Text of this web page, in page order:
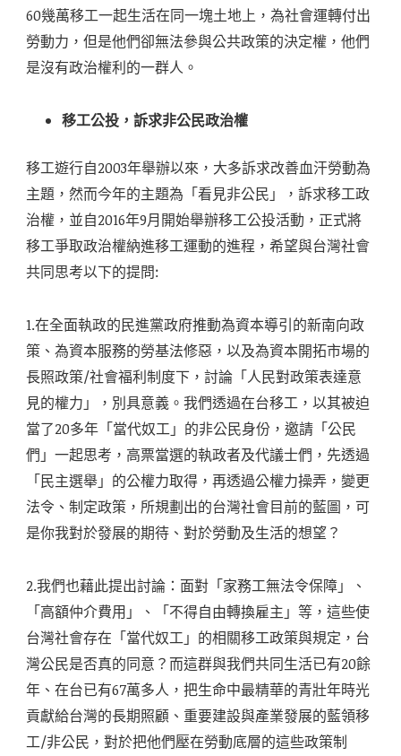
60幾萬移工一起生活在同一塊土地上，為社會運轉付出
勞動力，但是他們卻無法參與公共政策的決定權，他們
是沒有政治權利的一群人。
移工公投，訴求非公民政治權
移工遊行自2003年舉辦以來，大多訴求改善血汗勞動為
主題，然而今年的主題為「看見非公民」，訴求移工政
治權，並自2016年9月開始舉辦移工公投活動，正式將
移工爭取政治權納進移工運動的進程，希望與台灣社會
共同思考以下的提問:
1.在全面執政的民進黨政府推動為資本導引的新南向政
策、為資本服務的勞基法修惡，以及為資本開拓市場的
長照政策/社會福利制度下，討論「人民對政策表達意
見的權力」，別具意義。我們透過在台移工，以其被迫
當了20多年「當代奴工」的非公民身份，邀請「公民
們」一起思考，高票當選的執政者及代議士們，先透過
「民主選舉」的公權力取得，再透過公權力操弄，變更
法令、制定政策，所規劃出的台灣社會目前的藍圖，可
是你我對於發展的期待、對於勞動及生活的想望？
2.我們也藉此提出討論：面對「家務工無法令保障」、
「高額仲介費用」、「不得自由轉換雇主」等，這些使
台灣社會存在「當代奴工」的相關移工政策與規定，台
灣公民是否真的同意？而這群與我們共同生活已有20餘
年、在台已有67萬多人，把生命中最精華的青壯年時光
貢獻給台灣的長期照顧、重要建設與產業發展的藍領移
工/非公民，對於把他們壓在勞動底層的這些政策制